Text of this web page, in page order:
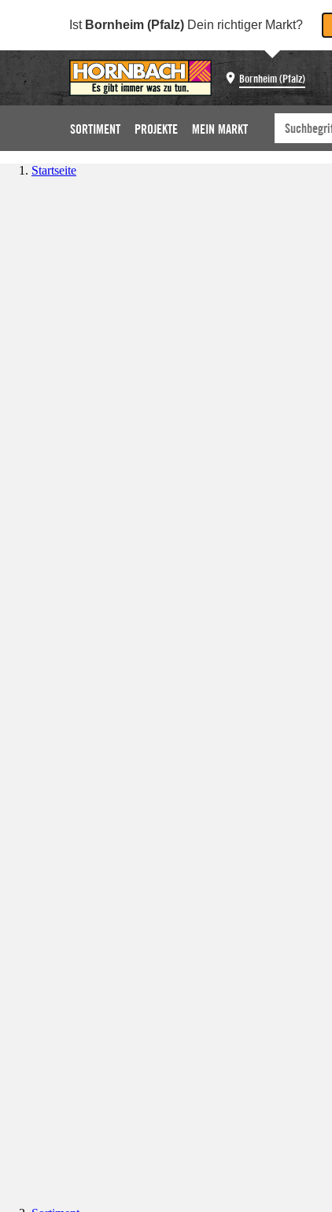
Ist Bornheim (Pfalz) Dein richtiger Markt?
Bornheim (Pfalz)
SORTIMENT PROJEKTE MEIN MARKT
Startseite